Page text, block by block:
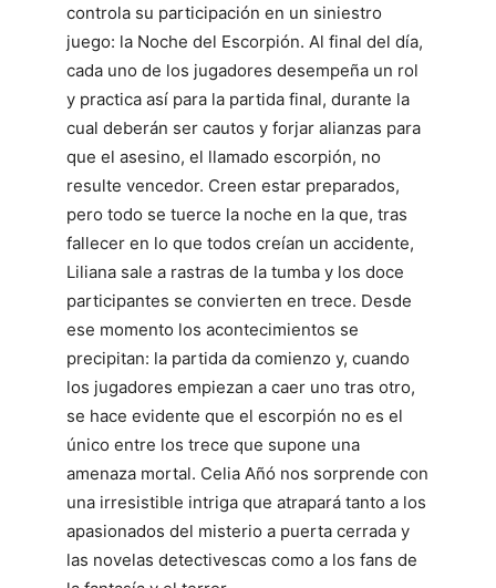
controla su participación en un siniestro
juego: la Noche del Escorpión. Al final del día,
cada uno de los jugadores desempeña un rol
y practica así para la partida final, durante la
cual deberán ser cautos y forjar alianzas para
que el asesino, el llamado escorpión, no
resulte vencedor. Creen estar preparados,
pero todo se tuerce la noche en la que, tras
fallecer en lo que todos creían un accidente,
Liliana sale a rastras de la tumba y los doce
participantes se convierten en trece. Desde
ese momento los acontecimientos se
precipitan: la partida da comienzo y, cuando
los jugadores empiezan a caer uno tras otro,
se hace evidente que el escorpión no es el
único entre los trece que supone una
amenaza mortal. Celia Añó nos sorprende con
una irresistible intriga que atrapará tanto a los
apasionados del misterio a puerta cerrada y
las novelas detectivescas como a los fans de